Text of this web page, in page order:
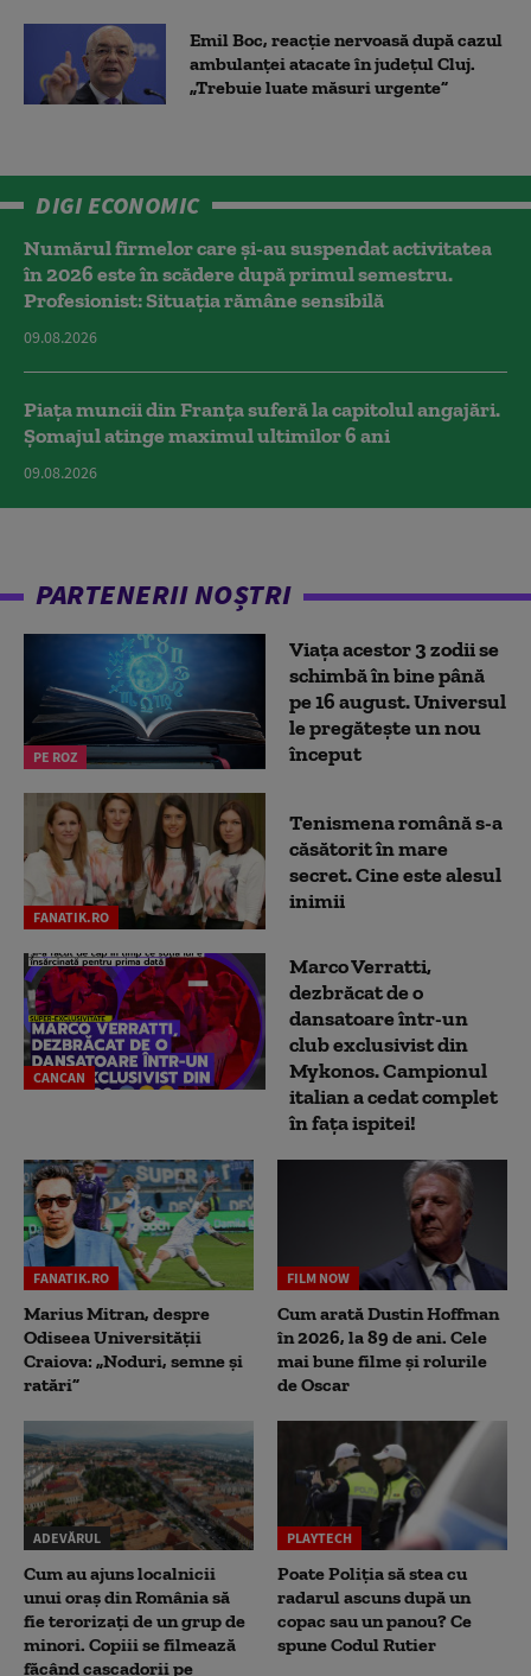
Emil Boc, reacție nervoasă după cazul
ambulanței atacate în județul Cluj.
„Trebuie luate măsuri urgente”
DIGI ECONOMIC
Numărul firmelor care și-au suspendat activitatea
în 2026 este în scădere după primul semestru.
Profesionist: Situația rămâne sensibilă
09.08.2026
Piața muncii din Franța suferă la capitolul angajări.
Șomajul atinge maximul ultimilor 6 ani
09.08.2026
PARTENERII NOȘTRI
PE ROZ
Viața acestor 3 zodii se
schimbă în bine până
pe 16 august. Universul
le pregătește un nou
început
FANATIK.RO
Tenismena română s-a
căsătorit în mare
secret. Cine este alesul
inimii
CANCAN
Marco Verratti,
dezbrăcat de o
dansatoare într-un
club exclusivist din
Mykonos. Campionul
italian a cedat complet
în fața ispitei!
FANATIK.RO
Marius Mitran, despre
Odiseea Universității
Craiova: „Noduri, semne și
ratări”
FILM NOW
Cum arată Dustin Hoffman
în 2026, la 89 de ani. Cele
mai bune filme și rolurile
de Oscar
ADEVĂRUL
Cum au ajuns localnicii
unui oraș din România să
fie terorizați de un grup de
minori. Copiii se filmează
făcând cascadorii pe
PLAYTECH
Poate Poliția să stea cu
radarul ascuns după un
copac sau un panou? Ce
spune Codul Rutier